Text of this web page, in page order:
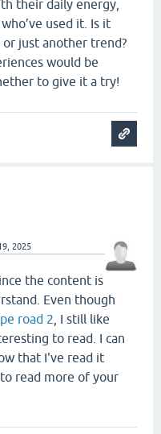
their daily energy,
used it. Is it
just another trend?
would be
to give it a try!
2025
the content is
Even though
road 2 , I still like
to read. I can
that I've read it
read more of your